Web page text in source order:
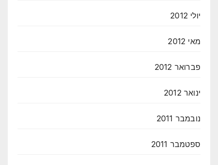
יולי 2012
מאי 2012
פברואר 2012
ינואר 2012
נובמבר 2011
ספטמבר 2011